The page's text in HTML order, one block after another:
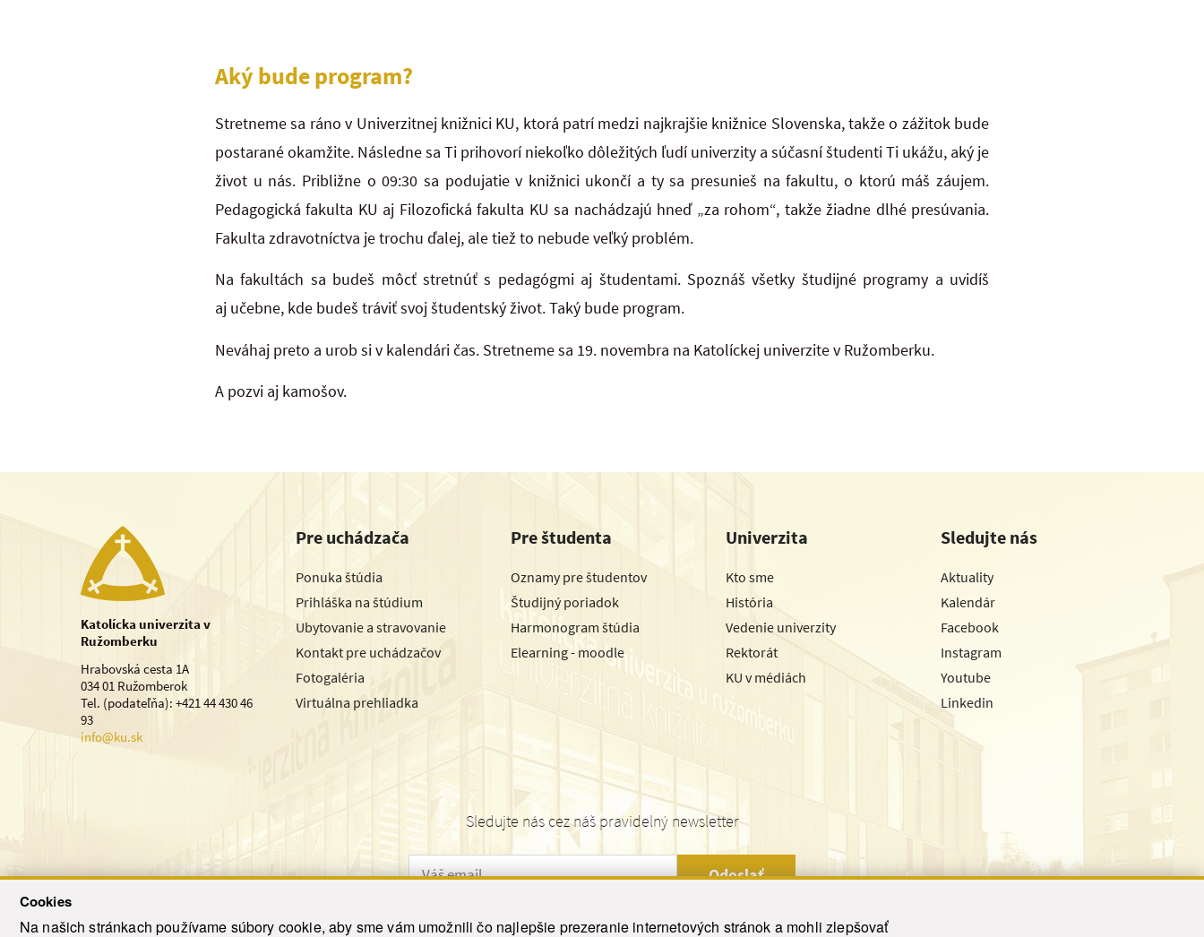
Cookies
Na našich stránkach používame súbory cookie, aby sme vám umožnili čo najlepšie prezeranie internetových stránok a mohli zlepšovať
Aký bude program?
Stretneme sa ráno v Univerzitnej knižnici KU, ktorá patrí medzi najkrajšie knižnice Slovenska, takže o zážitok bude
postarané okamžite. Následne sa Ti prihovorí niekoľko dôležitých ľudí univerzity a súčasní študenti Ti ukážu, aký je
život u nás. Približne o 09:30 sa podujatie v knižnici ukončí a ty sa presunieš na fakultu, o ktorú máš záujem.
Pedagogická fakulta KU aj Filozofická fakulta KU sa nachádzajú hneď „za rohom“, takže žiadne dlhé presúvania.
Fakulta zdravotníctva je trochu ďalej, ale tiež to nebude veľký problém.
Na fakultách sa budeš môcť stretnúť s pedagógmi aj študentami. Spoznáš všetky študijné programy a uvidíš
aj učebne, kde budeš tráviť svoj študentský život. Taký bude program.
Neváhaj preto a urob si v kalendári čas. Stretneme sa 19. novembra na Katolíckej univerzite v Ružomberku.
A pozvi aj kamošov.
Katolícka univerzita v
Ružomberku
Hrabovská cesta 1A
034 01 Ružomberok
Tel. (podateľňa): +421 44 430 46
93
info@ku.sk
Pre uchádzača
Ponuka štúdia
Prihláška na štúdium
Ubytovanie a stravovanie
Kontakt pre uchádzačov
Fotogaléria
Virtuálna prehliadka
Pre študenta
Oznamy pre študentov
Študijný poriadok
Harmonogram štúdia
Elearning - moodle
Univerzita
Kto sme
História
Vedenie univerzity
Rektorát
KU v médiách
Sledujte nás
Aktuality
Kalendár
Facebook
Instagram
Youtube
Linkedin
Sledujte nás cez náš pravidelný newsletter
Odoslať